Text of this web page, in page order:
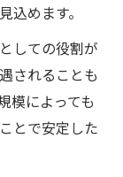
めます。
しての役割が
されることも
模によっても
とで安定した